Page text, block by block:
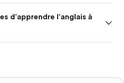
d'apprendre l'anglais à